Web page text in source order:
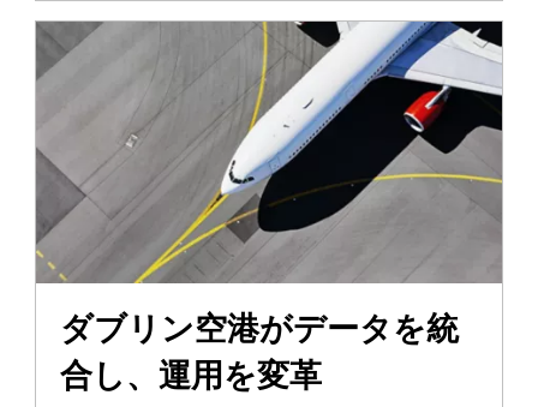
ダブリン空港がデータを統
合し、運用を変革